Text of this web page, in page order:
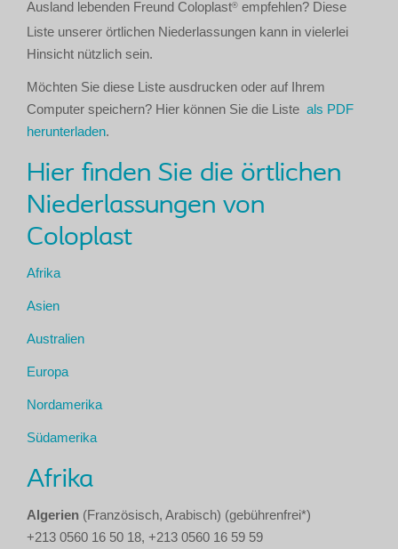
Ausland lebenden Freund Coloplast® empfehlen? Diese
Liste unserer örtlichen Niederlassungen kann in vielerlei
Hinsicht nützlich sein.
Möchten Sie diese Liste ausdrucken oder auf Ihrem
Computer speichern? Hier können Sie die Liste als PDF
herunterladen.
Hier finden Sie die örtlichen
Niederlassungen von
Coloplast
Afrika
Asien
Australien
Europa
Nordamerika
Südamerika
Afrika
Algerien (Französisch, Arabisch) (gebührenfrei*)
+213 0560 16 50 18, +213 0560 16 59 59